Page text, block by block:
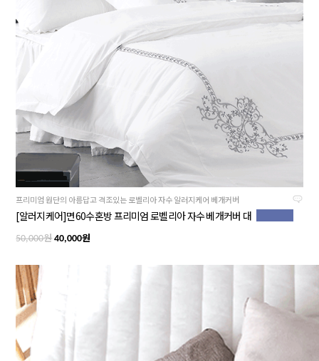
프리미엄 원단의 아름답고 격조있는 로벨리아 자수 알러지케어 베개커버
[알러지케어]면60수혼방 프리미엄 로벨리아 자수 베개커버 대
50,000원40,000원